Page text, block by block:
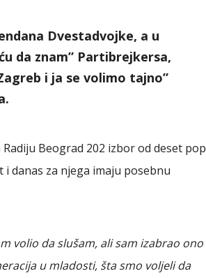
Dvestadvojke, a u
da znam” Partibrejkersa,
i ja se volimo tajno”
Beograd 202 izbor od deset pop
danas za njega imaju posebnu
volio da slušam, ali sam izabrao ono
u mladosti, šta smo voljeli da